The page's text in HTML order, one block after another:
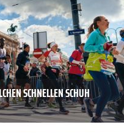
SCHNELLEN SCHUH